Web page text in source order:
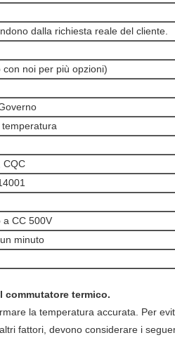
dalla richiesta reale del cliente.
con noi per più opzioni)
CQC
CC 500V
minuto
commutatore termico.
la temperatura accurata. Per
fattori, devono considerare i